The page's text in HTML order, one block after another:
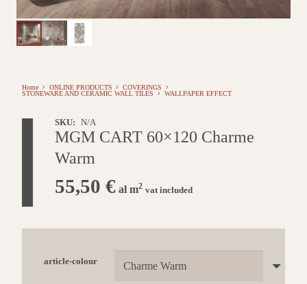
Home ONLINE PRODUCTS
COVERINGS
STONEWARE AND CERAMIC WALL TILES
WALLPAPER EFFECT
SKU: N/A
MGM CART 60×120 Charme
Warm
55,50 € al m2 vat included
article-colour